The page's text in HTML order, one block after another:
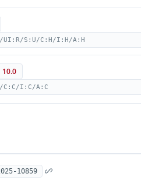
UI:R/S:U/C:H/I:H/A:H
C:C/I:C/A:C
10859